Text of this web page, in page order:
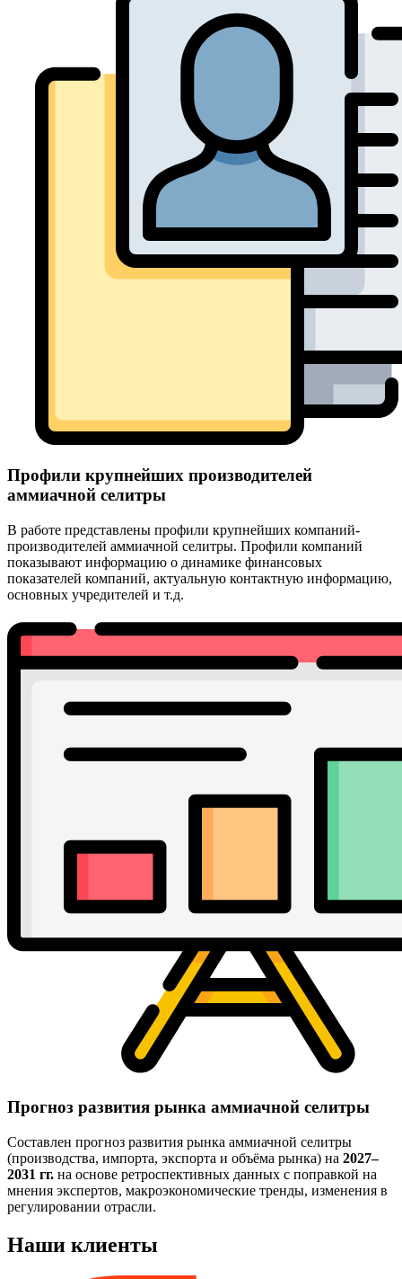
Профили крупнейших производителей
аммиачной селитры
В работе представлены профили крупнейших компаний-
производителей аммиачной селитры. Профили компаний
показывают информацию о динамике финансовых
показателей компаний, актуальную контактную информацию,
основных учредителей и т.д.
Прогноз развития рынка аммиачной селитры
Составлен прогноз развития рынка аммиачной селитры
(производства, импорта, экспорта и объёма рынка) на 2027–
2031 гг. на основе ретроспективных данных с поправкой на
мнения экспертов, макроэкономические тренды, изменения в
регулировании отрасли.
Наши клиенты